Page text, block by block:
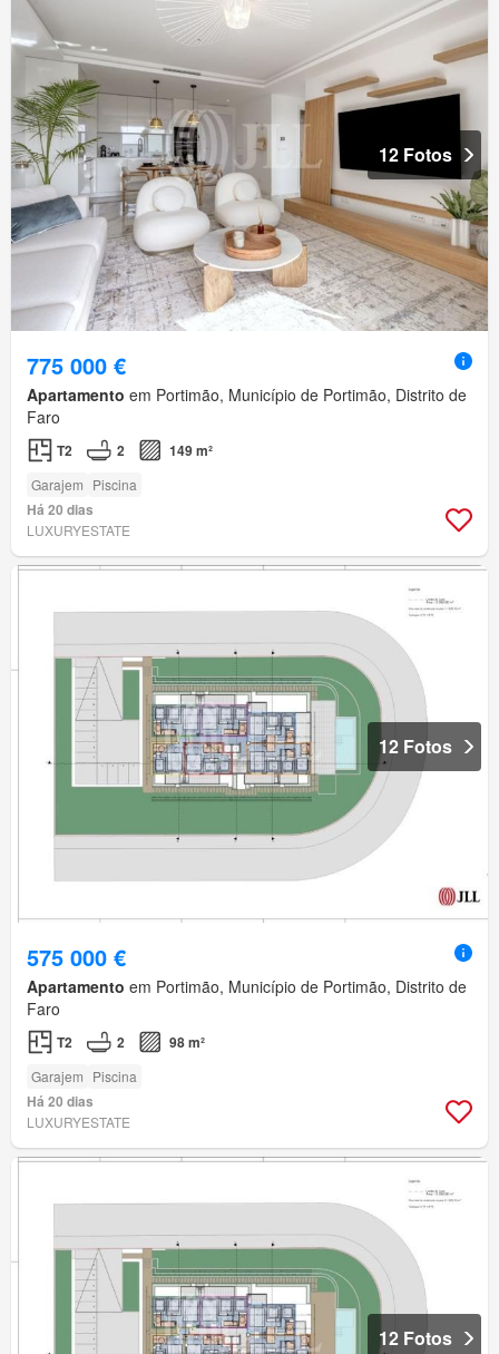
12 Fotos
775 000 €
Apartamento em Portimão, Município de Portimão, Distrito de
Faro
T2 2 149 m²
Garajem Piscina
Há 20 dias
LUXURYESTATE
12 Fotos
575 000 €
Apartamento em Portimão, Município de Portimão, Distrito de
Faro
T2 2 98 m²
Garajem Piscina
Há 20 dias
LUXURYESTATE
12 Fotos